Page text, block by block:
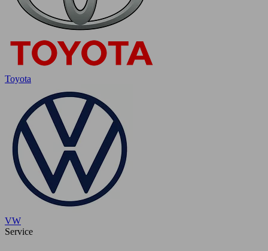
Toyota
VW
Service